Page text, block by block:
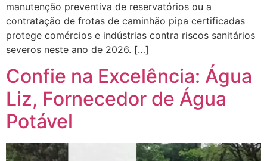
manutenção preventiva de reservatórios ou a
contratação de frotas de caminhão pipa certificadas
protege comércios e indústrias contra riscos sanitários
severos neste ano de 2026. […]
Confie na Excelência: Água
Liz, Fornecedor de Água
Potável